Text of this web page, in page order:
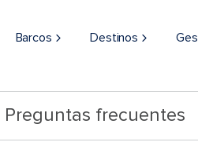
Barcos Destinos
frecuentes